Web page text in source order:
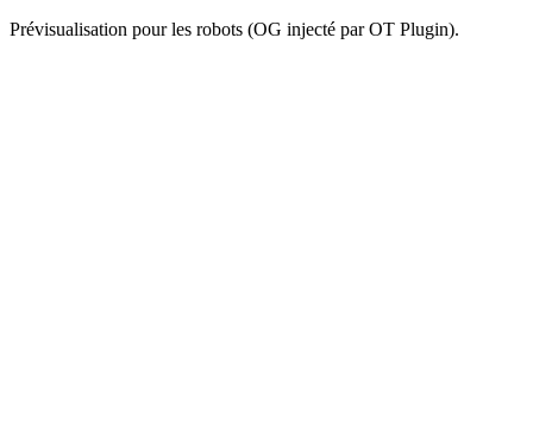
Prévisualisation pour les robots (OG injecté par OT Plugin).